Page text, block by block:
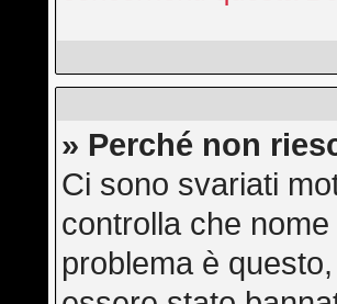
» Perché non
Ci sono svariati
controlla che
problema è